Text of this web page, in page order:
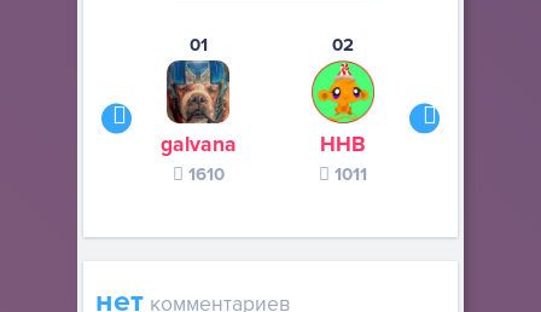
01
galvana
1610
02
ННВ
1011
нет комментариев